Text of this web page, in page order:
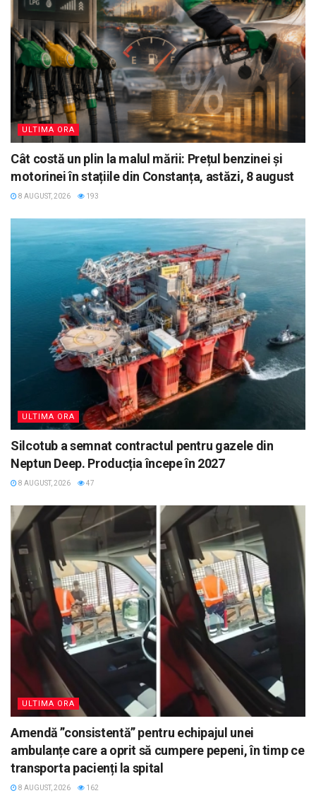
ULTIMA ORA
Cât costă un plin la malul mării: Prețul benzinei și
motorinei în stațiile din Constanța, astăzi, 8 august
8 AUGUST, 2026 193
ULTIMA ORA
Silcotub a semnat contractul pentru gazele din
Neptun Deep. Producția începe în 2027
8 AUGUST, 2026 47
ULTIMA ORA
Amendă ”consistentă” pentru echipajul unei
ambulanțe care a oprit să cumpere pepeni, în timp ce
transporta pacienți la spital
8 AUGUST, 2026 162